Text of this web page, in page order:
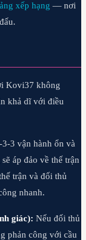
xếp hạng — nơi
Kovi37 không
khả dĩ với điều
3 vận hành ổn và
áp đảo về thế trận
trận và đối thủ
nhanh.
giác): Nếu đối thủ
phản công với cầu